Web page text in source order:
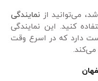
می‌توانید از نمایندگی
کنید. این نمایندگی
دارد که در اسرع وقت